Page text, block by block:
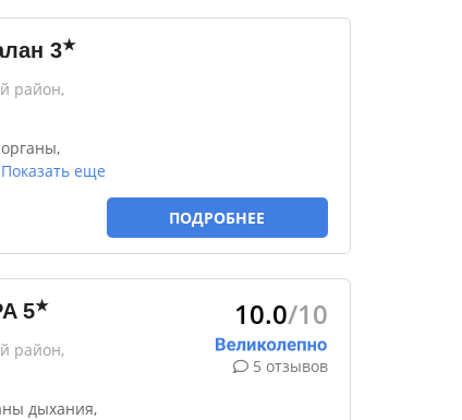
3★
район,
Показать еще
ПОДРОБНЕЕ
5★
район,
дыхания,
10.0/10
5 отзывов